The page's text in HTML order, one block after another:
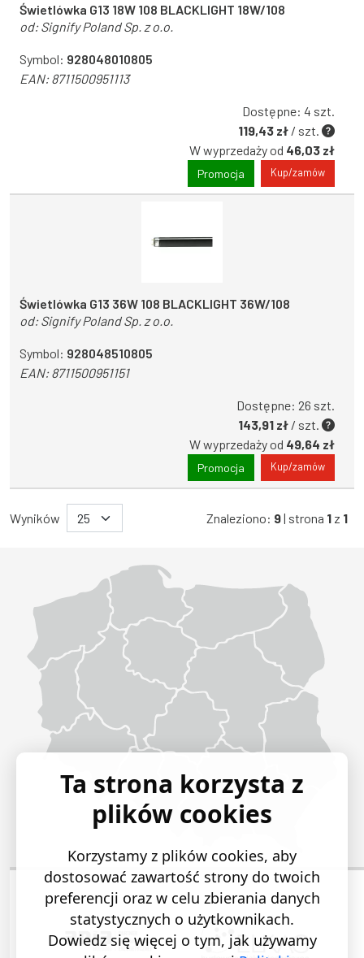
Świetlówka G13 18W 108 BLACKLIGHT 18W/108
od:Signify Poland Sp. z o.o.
Symbol: 928048010805
EAN:8711500951113
Dostępne: 4 szt.
119,43 zł / szt.
W wyprzedaży od 46,03 zł
Promocja Kup/zamów
Świetlówka G13 36W 108 BLACKLIGHT 36W/108
od:Signify Poland Sp. z o.o.
Symbol: 928048510805
EAN:8711500951151
Dostępne: 26 szt.
143,91 zł / szt.
W wyprzedaży od 49,64 zł
Promocja Kup/zamów
Wyników Znaleziono: 9| strona 1 z 1
Ta strona korzysta z
plików cookies
Korzystamy z plików cookies, aby
dostosować zawartość strony do twoich
preferencji oraz w celu zbierania danych
statystycznych o użytkownikach.
Dowiedz się więcej o tym, jak używamy